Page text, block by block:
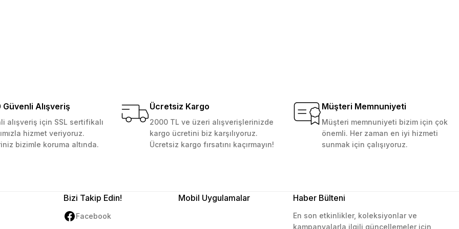
Güvenli Alışveriş
alışveriş için SSL sertifikalı
hizmet veriyoruz.
bizimle koruma altında.
Ücretsiz Kargo
2000 TL ve üzeri alışverişlerinizde
kargo ücretini biz karşılıyoruz.
Ücretsiz kargo fırsatını kaçırmayın!
Müşteri Memnuniyeti
Müşteri memnuniyeti bizim için çok
önemli. Her zaman en iyi hizmeti
sunmak için çalışıyoruz.
Bizi Takip Edin!
Facebook
Mobil Uygulamalar Haber Bülteni
En son etkinlikler, koleksiyonlar ve
kampanyalarla ilgili güncellemeler için